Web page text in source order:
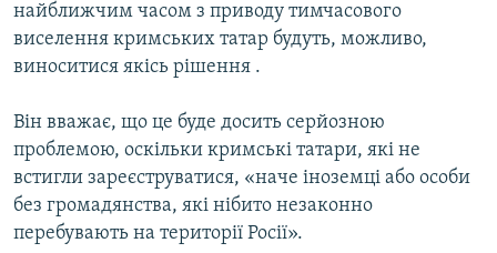
найближчим часом з приводу тимчасового
виселення кримських татар будуть, можливо,
виноситися якісь рішення .
Він вважає, що це буде досить серйозною
проблемою, оскільки кримські татари, які не
встигли зареєструватися, «наче іноземці або особи
без громадянства, які нібито незаконно
перебувають на території Росії».